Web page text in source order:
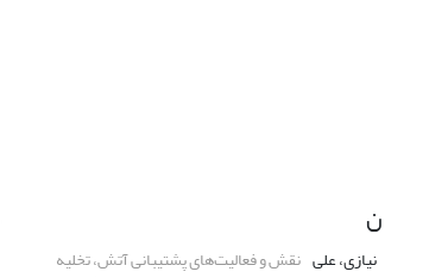
ن
نیازی، علی نقش و فعالیت‌های پشتیبانی آتش، تخلیه